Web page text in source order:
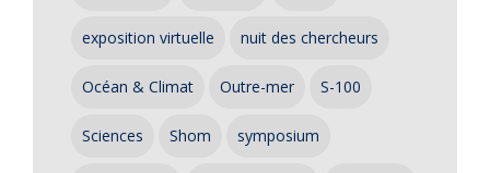
exposition virtuelle nuit des chercheurs
Océan & Climat Outre-mer S-100
Sciences Shom symposium